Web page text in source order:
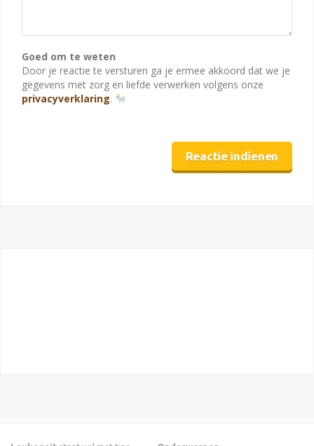
Goed om te weten
Door je reactie te versturen ga je ermee akkoord dat we je
gegevens met zorg en liefde verwerken volgens onze
privacyverklaring.